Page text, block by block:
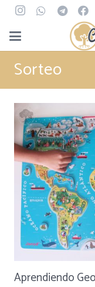
Sorteo
Aprendiendo